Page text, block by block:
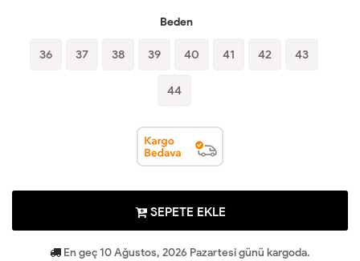
Beden
36 37 38 39 40 41 42 43
44
SEPETE EKLE
En geç 10 Ağustos, 2026 Pazartesi günü kargoda.